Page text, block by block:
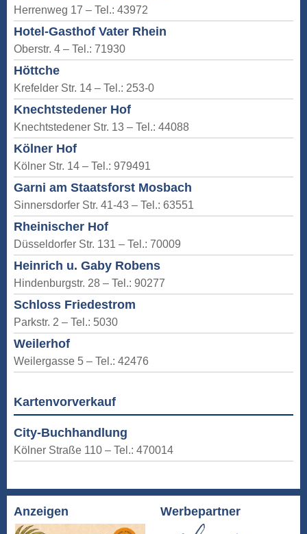
Herrenweg 17 – Tel.: 43972
Hotel-Gasthof Vater Rhein
Oberstr. 4 – Tel.: 71930
Höttche
Krefelder Str. 14 – Tel.: 253-0
Knechtstedener Hof
Knechtstedener Str. 13 – Tel.: 44088
Kölner Hof
Kölner Str. 14 – Tel.: 979491
Garni am Staatsforst Mosbach
Sinnersdorfer Str. 41-43 – Tel.: 63551
Rheinischer Hof
Düsseldorfer Str. 131 – Tel.: 70009
Heinrich u. Gaby Robens
Hindenburgstr. 28 – Tel.: 90277
Schloss Friedestrom
Parkstr. 2 – Tel.: 5030
Weilerhof
Weilergasse 5 – Tel.: 42476
Kartenvorverkauf
City-Buchhandlung
Kölner Straße 110 – Tel.: 470014
Anzeigen Werbepartner